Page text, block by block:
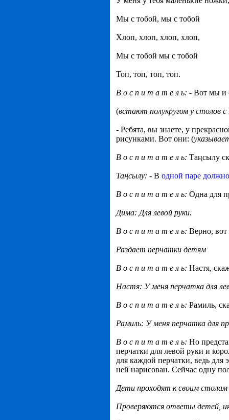
Мы с тобой, мы с тобой
Хлоп, хлоп, хлоп, хлоп,
Мы с тобой мы с тобой
Топ, топ, топ, топ.
В о с п и т а т е л ь: - Вот мы и
(встают полукругом у столов
- Ребята, вы знаете, у
рисунками. Вот они: (
В о с п и т а т е л ь: Таңсылу
Таңсылу: - В одной паре
В о с п и т а т е л ь: Одна для
Дима: Для левой руки.
В о с п и т а т е л ь: Верно, вот
Раздает перчатки детям
В о с п и т а т е л ь: Настя,
Настя: У меня перчатка для
В о с п и т а т е л ь: Рамиль,
Рамиль: У меня перчатка для
В о с п и т а т е л ь: Но
перчатки для левой руки и
для каждой перчатки, ведь для
ней нарисован. Сейчас одну
Дети проходят к своим
Проверяются ответы детей,